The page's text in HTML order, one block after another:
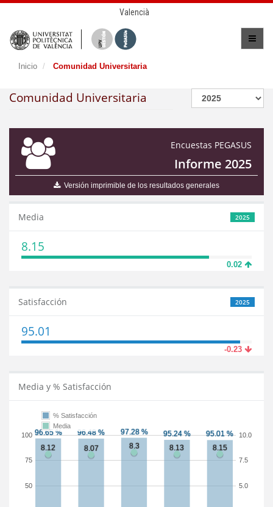
Valencià
Inicio Comunidad Universitaria
Comunidad Universitaria
Encuestas PEGASUS
Informe 2025
Versión imprimible de los resultados generales
2025
Media
8.15
0.02
2025
Satisfacción
95.01
-0.23
Media y % Satisfacción
50
75
100
5.0
7.5
10.0
% Satisfacción
Media